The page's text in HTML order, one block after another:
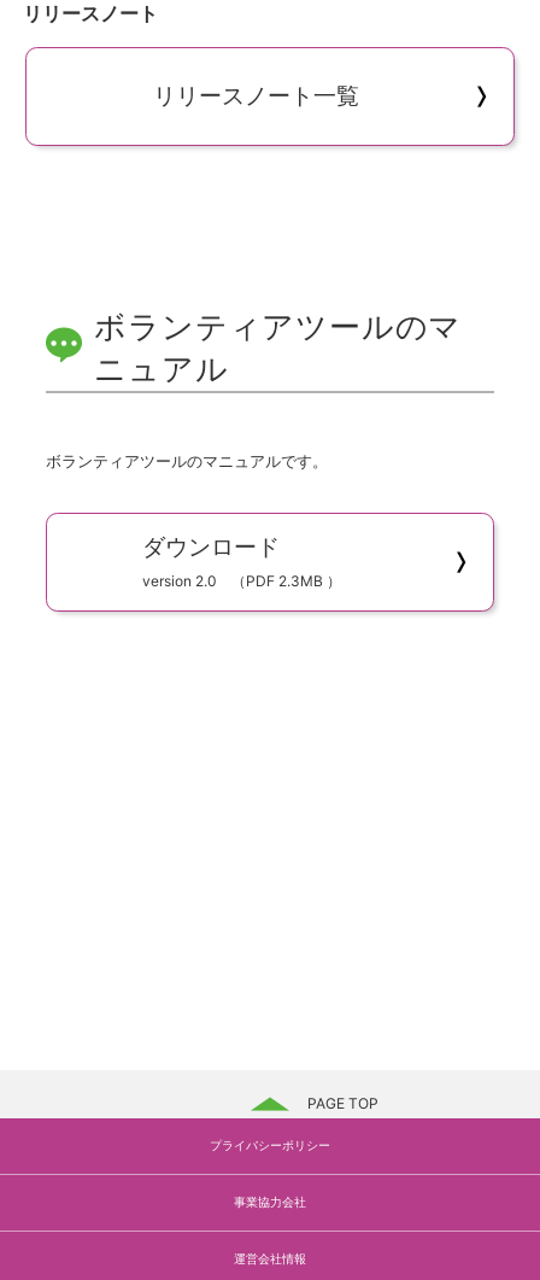
リリースノート
リリースノート一覧
ボランティアツールのマ
ニュアル
ボランティアツールのマニュアルです。
ダウンロード
version 2.0 （PDF 2.3MB ）
PAGE TOP
プライバシーポリシー
事業協力会社
運営会社情報